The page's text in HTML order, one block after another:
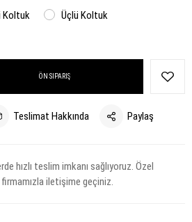
Koltuk Üçlü Koltuk
ÖN SIPARIŞ
Teslimat Hakkında Paylaş
hızlı teslim imkanı sağlıyoruz. Özel
iletişime geçiniz.